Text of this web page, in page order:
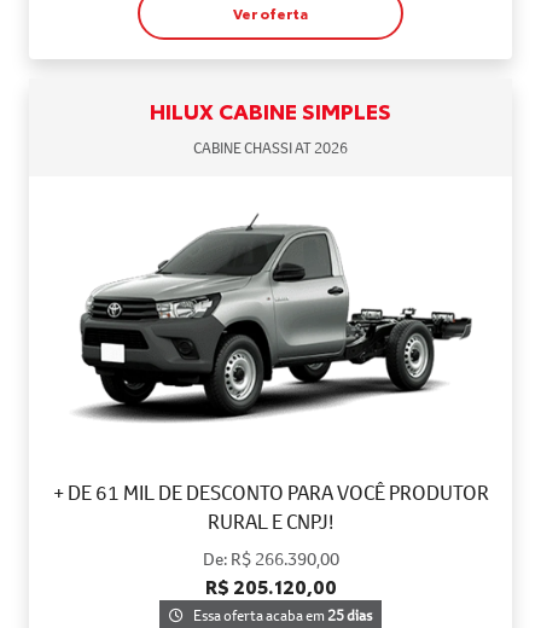
Ver oferta
HILUX CABINE SIMPLES
CABINE CHASSI AT 2026
+ DE 61 MIL DE DESCONTO PARA VOCÊ PRODUTOR
RURAL E CNPJ!
De: R$ 266.390,00
R$ 205.120,00
Essa oferta acaba em25 dias